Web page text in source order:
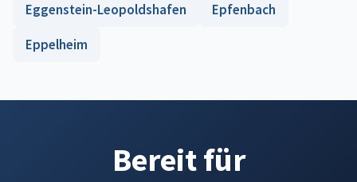
Eggenstein-Leopoldshafen
Epfenbach
Eppelheim
Bereit für